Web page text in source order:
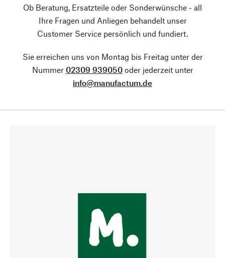
Ob Beratung, Ersatzteile oder Sonderwünsche - all
Ihre Fragen und Anliegen behandelt unser
Customer Service persönlich und fundiert.
Sie erreichen uns von Montag bis Freitag unter der
Nummer 02309 939050oder jederzeit unter
info@manufactum.de